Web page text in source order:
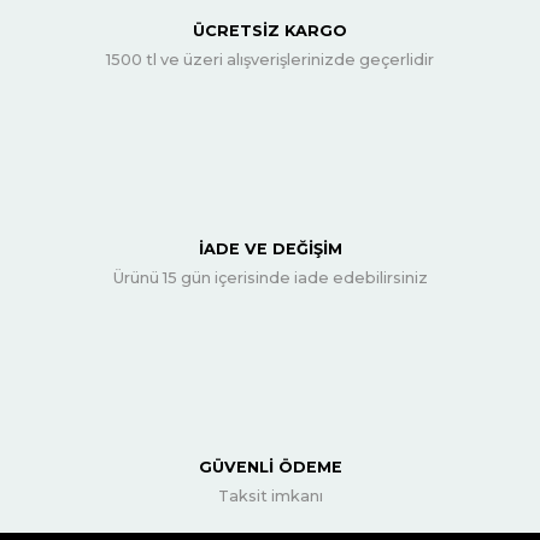
ÜCRETSİZ KARGO
1500 tl ve üzeri alışverişlerinizde geçerlidir
İADE VE DEĞİŞİM
Ürünü 15 gün içerisinde iade edebilirsiniz
GÜVENLİ ÖDEME
Taksit imkanı